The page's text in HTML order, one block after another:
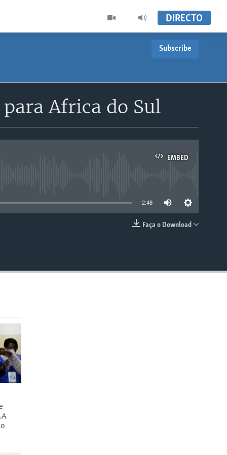
DIRECTO
Subscribe
Africa do Sul
EMBED
2:48
Faça o Download